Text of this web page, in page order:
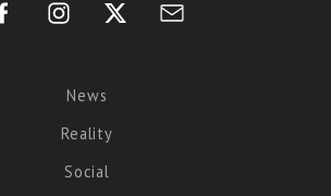
News
Reality
Social